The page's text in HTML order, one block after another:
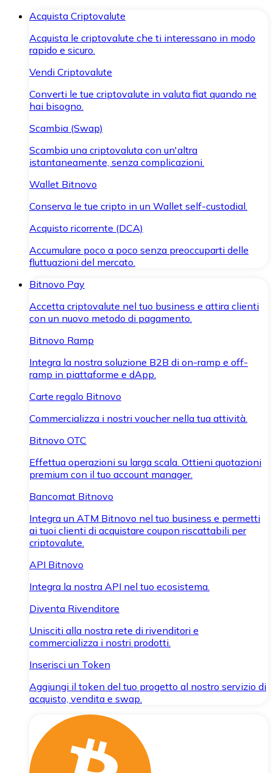
Acquista Criptovalute
Acquista le criptovalute che ti interessano in modo
rapido e sicuro.
Vendi Criptovalute
Converti le tue criptovalute in valuta fiat quando ne
hai bisogno.
Scambia (Swap)
Scambia una criptovaluta con un'altra
istantaneamente, senza complicazioni.
Wallet Bitnovo
Conserva le tue cripto in un Wallet self-custodial.
Acquisto ricorrente (DCA)
Accumulare poco a poco senza preoccuparti delle
fluttuazioni del mercato.
Bitnovo Pay
Accetta criptovalute nel tuo business e attira clienti
con un nuovo metodo di pagamento.
Bitnovo Ramp
Integra la nostra soluzione B2B di on-ramp e off-
ramp in piattaforme e dApp.
Carte regalo Bitnovo
Commercializza i nostri voucher nella tua attività.
Bitnovo OTC
Effettua operazioni su larga scala. Ottieni quotazioni
premium con il tuo account manager.
Bancomat Bitnovo
Integra un ATM Bitnovo nel tuo business e permetti
ai tuoi clienti di acquistare coupon riscattabili per
criptovalute.
API Bitnovo
Integra la nostra API nel tuo ecosistema.
Diventa Rivenditore
Unisciti alla nostra rete di rivenditori e
commercializza i nostri prodotti.
Inserisci un Token
Aggiungi il token del tuo progetto al nostro servizio di
acquisto, vendita e swap.